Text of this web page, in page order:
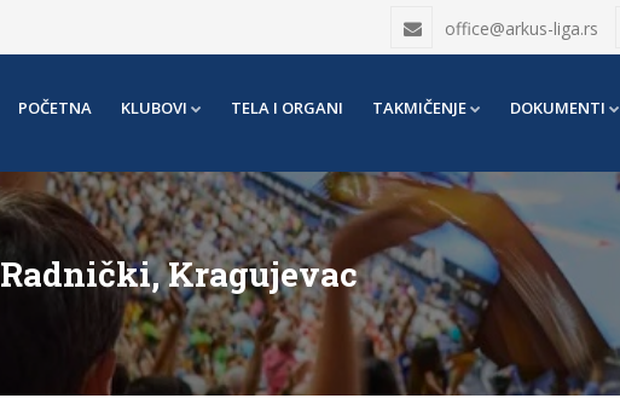
office@arkus-liga.rs
POČETNA KLUBOVI TELA I ORGANI TAKMIČENJE DOKUMENTI
Radnički, Kragujevac